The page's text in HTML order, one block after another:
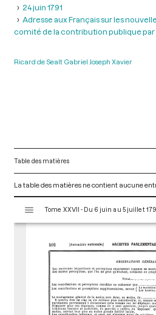
24 juin 1791
Adresse aux Français sur les
comité de la contribution publique par
Ricard de Sealt Gabriel Joseph Xavier
Table des matières
La table des matières ne contient aucune
s
Tome XXVII - Du 6 juin au 5 juillet